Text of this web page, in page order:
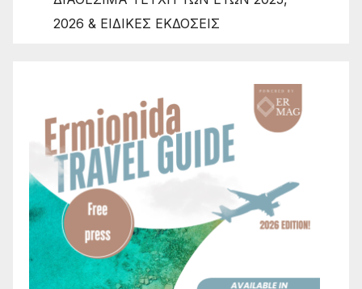
2026 & ΕΙΔΙΚΕΣ ΕΚΔΟΣΕΙΣ